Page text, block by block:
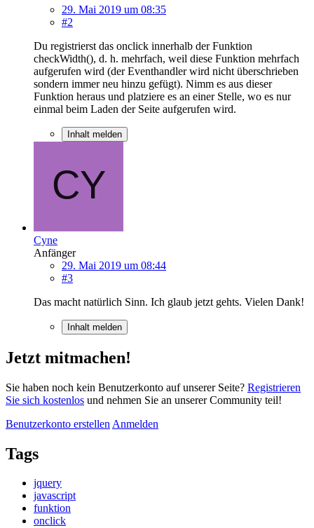
29. Mai 2019 um 08:35
#2
Du registrierst das onclick innerhalb der Funktion
checkWidth(), d. h. mehrfach, weil diese Funktion mehrfach
aufgerufen wird (der Eventhandler wird nicht überschrieben
sondern immer neu hinzu gefügt). Nimm es aus dieser
Funktion heraus und platziere es an einer Stelle, wo es nur
einmal beim Laden der Seite aufgerufen wird.
Inhalt melden
Cyne
Anfänger
29. Mai 2019 um 08:44
#3
Das macht natürlich Sinn. Ich glaub jetzt gehts. Vielen Dank!
Inhalt melden
Jetzt mitmachen!
Sie haben noch kein Benutzerkonto auf unserer Seite? Registrieren
Sie sich kostenlos und nehmen Sie an unserer Community teil!
Benutzerkonto erstellen Anmelden
Tags
jquery
javascript
funktion
onclick